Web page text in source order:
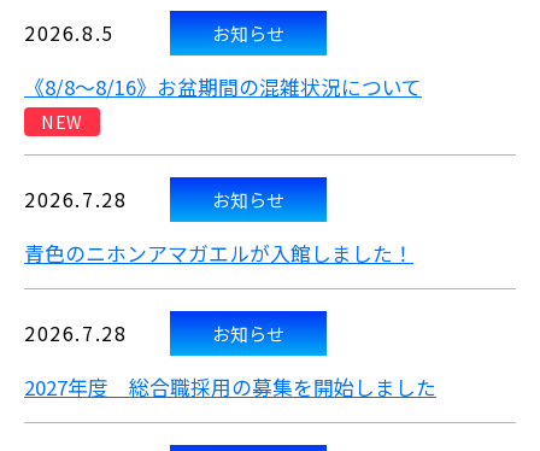
2026.8.5 お知らせ
《8/8～8/16》お盆期間の混雑状況について
NEW
2026.7.28 お知らせ
青色のニホンアマガエルが入館しました！
2026.7.28 お知らせ
2027年度 総合職採用の募集を開始しました